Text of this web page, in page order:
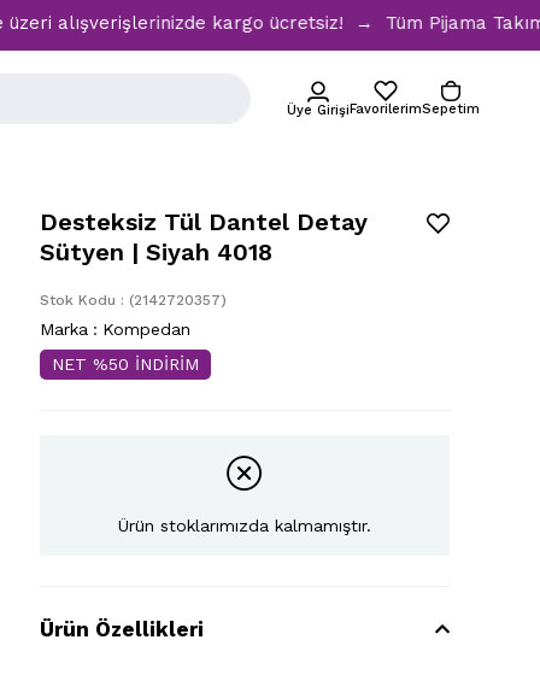
kargo ücretsiz! → Tüm Pijama
Üye GirişiFavorilerimSepetim
Desteksiz Tül Dantel Detay
Sütyen | Siyah 4018
Stok Kodu (2142720357)
Marka : Kompedan
NET %50 İNDİRİM
Ürün stoklarımızda kalmamıştır.
Ürün Özellikleri